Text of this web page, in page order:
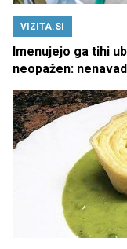
VIZITA.SI
Imenujejo ga tihi
neopažen: